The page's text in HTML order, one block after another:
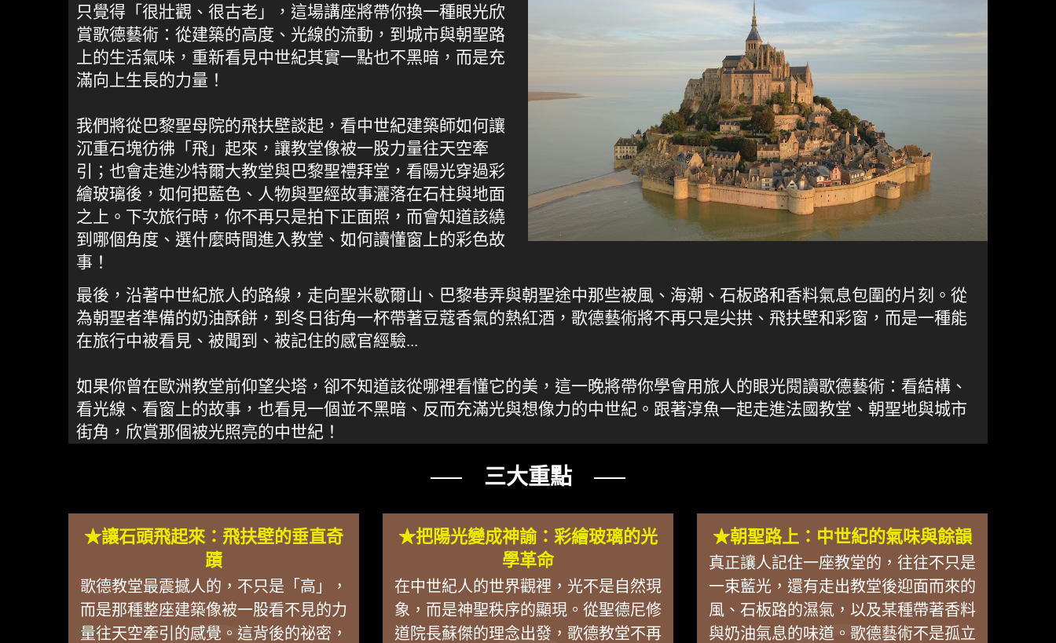
只覺得「很壯觀、很古老」，這場講座將帶你換一種眼光欣
賞歌德藝術：從建築的高度、光線的流動，到城市與朝聖路
上的生活氣味，重新看見中世紀其實一點也不黑暗，而是充
滿向上生長的力量！
我們將從巴黎聖母院的飛扶壁談起，看中世紀建築師如何讓
沉重石塊彷彿「飛」起來，讓教堂像被一股力量往天空牽
引；也會走進沙特爾大教堂與巴黎聖禮拜堂，看陽光穿過彩
繪玻璃後，如何把藍色、人物與聖經故事灑落在石柱與地面
之上。下次旅行時，你不再只是拍下正面照，而會知道該繞
到哪個角度、選什麼時間進入教堂、如何讀懂窗上的彩色故
事！
最後，沿著中世紀旅人的路線，走向聖米歇爾山、巴黎巷弄與朝聖途中那些被風、海潮、石板路和香料氣息包圍的片刻。從
為朝聖者準備的奶油酥餅，到冬日街角一杯帶著豆蔻香氣的熱紅酒，歌德藝術將不再只是尖拱、飛扶壁和彩窗，而是一種能
在旅行中被看見、被聞到、被記住的感官經驗...
如果你曾在歐洲教堂前仰望尖塔，卻不知道該從哪裡看懂它的美，這一晚將帶你學會用旅人的眼光閱讀歌德藝術：看結構、
看光線、看窗上的故事，也看見一個並不黑暗、反而充滿光與想像力的中世紀。跟著淳魚一起走進法國教堂、朝聖地與城市
街角，欣賞那個被光照亮的中世紀！
── 三大重點 ──
★讓石頭飛起來：飛扶壁的垂直奇
蹟
歌德教堂最震撼人的，不只是「高」，
而是那種整座建築像被一股看不見的力
量往天空牽引的感覺。這背後的祕密，
★把陽光變成神諭：彩繪玻璃的光
學革命
在中世紀人的世界觀裡，光不是自然現
象，而是神聖秩序的顯現。從聖德尼修
道院長蘇傑的理念出發，歌德教堂不再
★朝聖路上：中世紀的氣味與餘韻
真正讓人記住一座教堂的，往往不只是
一束藍光，還有走出教堂後迎面而來的
風、石板路的濕氣，以及某種帶著香料
與奶油氣息的味道。歌德藝術不是孤立